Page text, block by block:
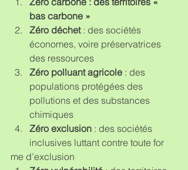
bas carbone »
Zéro déchet : des sociétés
économes, voire préservatrices
des ressources
Zéro polluant agricole : des
populations protégées des
pollutions et des substances
chimiques
Zéro exclusion : des sociétés
inclusives luttant contre toute for
me d’exclusion